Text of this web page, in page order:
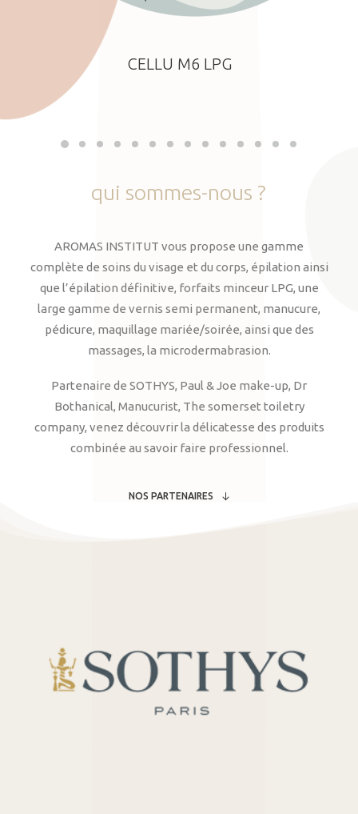
CELLU M6 LPG
qui sommes-nous ?
AROMAS INSTITUT vous propose une gamme
complète de soins du visage et du corps, épilation ainsi
que l’épilation définitive, forfaits minceur LPG, une
large gamme de vernis semi permanent, manucure,
pédicure, maquillage mariée/soirée, ainsi que des
massages, la microdermabrasion.
Partenaire de SOTHYS, Paul & Joe make-up, Dr
Bothanical, Manucurist, The somerset toiletry
company, venez découvrir la délicatesse des produits
combinée au savoir faire professionnel.
NOS PARTENAIRES